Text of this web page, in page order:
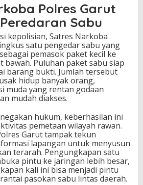
Polres Garut
Sabu
kepolisian, Satres Narkoba
satu pengedar sabu yang
pemasok paket kecil ke
bawah. Puluhan paket sabu siap
barang bukti. Jumlah tersebut
hidup banyak orang,
muda yang rentan godaan
mudah diakses.
hukum, keberhasilan ini
pemetaan wilayah rawan.
Garut tampak tekun
lapangan untuk menyusun
terarah. Pengungkapan satu
pintu ke jaringan lebih besar,
kali ini bisa menjadi pintu
pasokan sabu lintas daerah.